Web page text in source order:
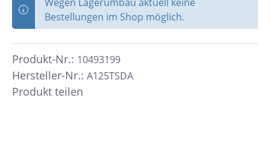
Bestellungen im Shop möglich.
Hersteller-Nr.: A125TSDA
Produkt-Nr.: 10493199
Produkt teilen